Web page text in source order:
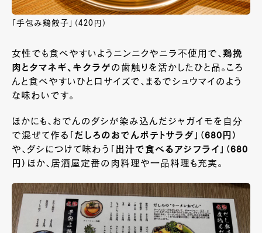
「手包み鶏餃子」（420円）
女性でも食べやすいようニンニクやニラ不使用で、鶏挽
肉とタマネギ、キクラゲの歯触りを活かしたひと品。ころ
んと食べやすいひと口サイズで、まるでシュウマイのよう
な味わいです。
ほかにも、おでんのダシが染み込んだジャガイモを自分
で混ぜて作る 「だしろのおでんポテトサラダ」（680円）
や、ダシにつけて味わう 「出汁で食べるアジフライ」（680
円） ほか、居酒屋定番の肉料理や一品料理も充実。